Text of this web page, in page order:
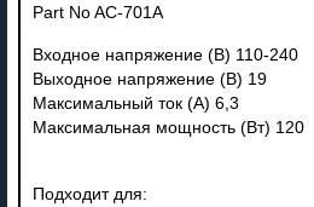
Part No AC-701A
Входное напряжение (В) 110-240
Выходное напряжение (В) 19
Максимальный ток (А) 6,3
Максимальная мощность (Вт) 120
Подходит для: